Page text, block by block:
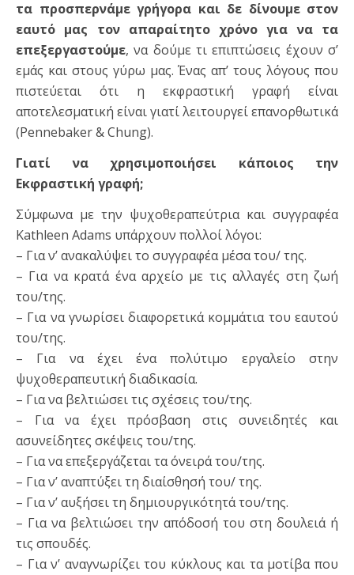
τα προσπερνάμε γρήγορα και δε δίνουμε στον
εαυτό μας τον απαραίτητο χρόνο για να τα
επεξεργαστούμε, να δούμε τι επιπτώσεις έχουν σ’
εμάς και στους γύρω μας. Ένας απ’ τους λόγους που
πιστεύεται ότι η εκφραστική γραφή είναι
αποτελεσματική είναι γιατί λειτουργεί επανορθωτικά
(Pennebaker & Chung).
Γιατί να χρησιμοποιήσει κάποιος την
Εκφραστική γραφή;
Σύμφωνα με την ψυχοθεραπεύτρια και συγγραφέα
Kathleen Adams υπάρχουν πολλοί λόγοι:
– Για ν’ ανακαλύψει το συγγραφέα μέσα του/ της.
– Για να κρατά ένα αρχείο με τις αλλαγές στη ζωή
του/της.
– Για να γνωρίσει διαφορετικά κομμάτια του εαυτού
του/της.
– Για να έχει ένα πολύτιμο εργαλείο στην
ψυχοθεραπευτική διαδικασία.
– Για να βελτιώσει τις σχέσεις του/της.
– Για να έχει πρόσβαση στις συνειδητές και
ασυνείδητες σκέψεις του/της.
– Για να επεξεργάζεται τα όνειρά του/της.
– Για ν’ αναπτύξει τη διαίσθησή του/ της.
– Για ν’ αυξήσει τη δημιουργικότητά του/της.
– Για να βελτιώσει την απόδοσή του στη δουλειά ή
τις σπουδές.
– Για ν’ αναγνωρίζει του κύκλους και τα μοτίβα που